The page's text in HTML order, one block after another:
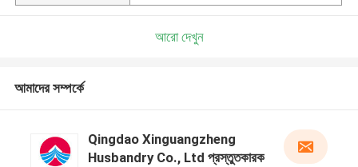
আরো দেখুন
আমাদের সম্পর্কে
Qingdao Xinguangzheng
Husbandry Co., Ltd প্রস্তুতকারক